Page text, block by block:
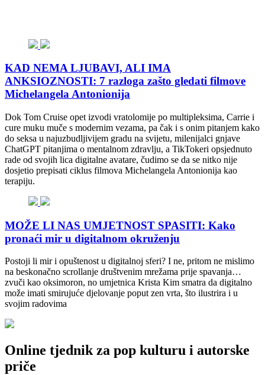
KAD NEMA LJUBAVI, ALI IMA
ANKSIOZNOSTI: 7 razloga zašto gledati filmove
Michelangela Antonionija
Dok Tom Cruise opet izvodi vratolomije po multipleksima, Carrie i
cure muku muče s modernim vezama, pa čak i s onim pitanjem kako
do seksa u najuzbudljivijem gradu na svijetu, milenijalci gnjave
ChatGPT pitanjima o mentalnom zdravlju, a TikTokeri opsjednuto
rade od svojih lica digitalne avatare, čudimo se da se nitko nije
dosjetio prepisati ciklus filmova Michelangela Antonionija kao
terapiju.
MOŽE LI NAS UMJETNOST SPASITI: Kako
pronaći mir u digitalnom okruženju
Postoji li mir i opuštenost u digitalnoj sferi? I ne, pritom ne mislimo
na beskonačno scrollanje društvenim mrežama prije spavanja…
zvuči kao oksimoron, no umjetnica Krista Kim smatra da digitalno
može imati smirujuće djelovanje poput zen vrta, što ilustrira i u
svojim radovima
Online tjednik za pop kulturu i autorske
priče